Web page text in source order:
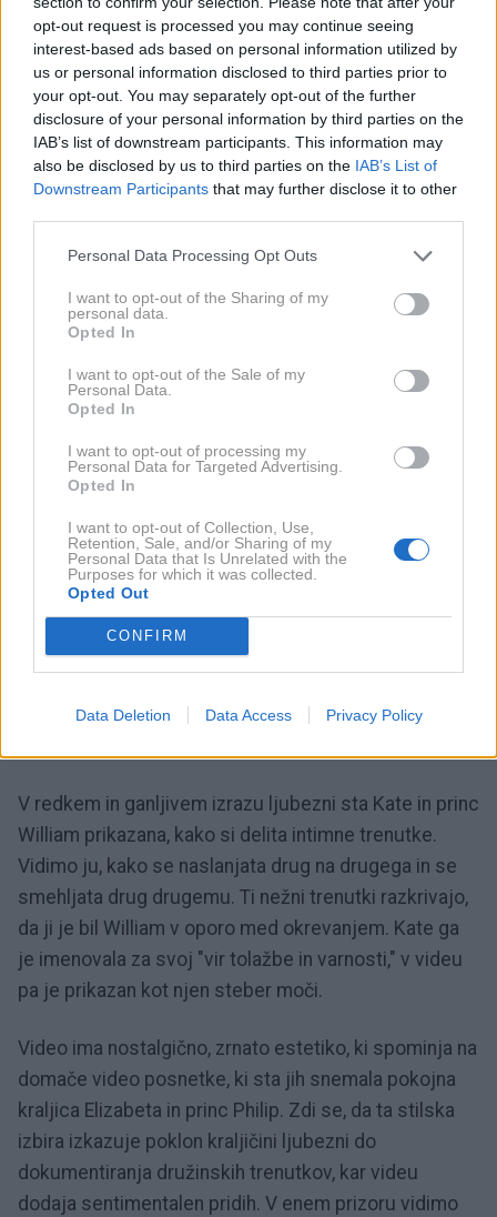
opt-out request is processed you may continue seeing
interest-based ads based on personal information utilized by
us or personal information disclosed to third parties prior to
your opt-out. You may separately opt-out of the further
disclosure of your personal information by third parties on the
IAB’s list of downstream participants. This information may
also be disclosed by us to third parties on the IAB’s List of
Downstream Participants that may further disclose it to other
Personal Data Processing Opt Outs
I want to opt-out of the Sharing of my
personal data.
Opted In
I want to opt-out of the Sale of my
Personal Data.
Opted In
I want to opt-out of processing my
Personal Data for Targeted Advertising.
Opted In
I want to opt-out of Collection, Use,
Retention, Sale, and/or Sharing of my
Personal Data that Is Unrelated with the
Purposes for which it was collected.
Opted Out
CONFIRM
Data Deletion Data Access Privacy Policy
Nekateri so opazili skrita sporočila, ki se prepletajo
skozi posnetek, posnet v okolju njenega doma v
Norfolku. Kateina povezanost z naravo je ena najbolj
izstopajočih tem. V videu jo vidimo, kako hodi po
njeno opiranje na naravo za fizično in čustveno
okrevanje. Princesa je že prej govorila o "moči
narave" pri ohranjanju njenega zdravja, ta video pa to
sporočilo še okrepi. Prizori božanja pšenice in
opazovanja metulja, ki leti, poudarjajo vlogo narave na
njeni poti do okrevanja.
Družina je vedno bila središče Kateinega življenja, ta
video pa jasno kaže, da so ji bili v podporo med bitko
z rakom. Prizori, ki prikazujejo njene tri otroke - princa
Georgea, princeso Charlotte in princa Louisa -
prikazujejo igrivo vez polno ljubezni. Tudi njena
potrjuje, kako vpletena sta bila v njen proces
V redkem in ganljivem izrazu ljubezni sta Kate in princ
William prikazana, kako si delita intimne trenutke.
Vidimo ju, kako se naslanjata drug na drugega in se
smehljata drug drugemu. Ti nežni trenutki razkrivajo,
da ji je bil William v oporo med okrevanjem. Kate ga
je imenovala za svoj "vir tolažbe in varnosti," v videu
pa je prikazan kot njen steber moči.
Video ima nostalgično, zrnato estetiko, ki spominja na
domače video posnetke, ki sta jih snemala pokojna
kraljica Elizabeta in princ Philip. Zdi se, da ta stilska
izbira izkazuje poklon kraljičini ljubezni do
dokumentiranja družinskih trenutkov, kar videu
dodaja sentimentalen pridih. V enem prizoru vidimo